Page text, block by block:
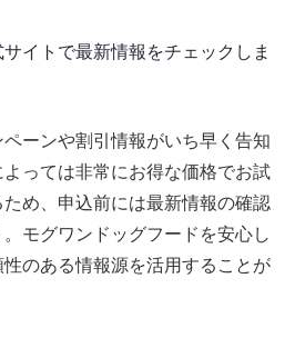
イトで最新情報をチェックしま
ーンや割引情報がいち早く告知
っては非常にお得な価格でお試
め、申込前には最新情報の確認
モグワンドッグフードを安心し
のある情報源を活用することが